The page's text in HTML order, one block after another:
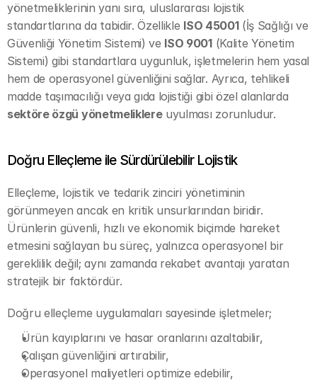
yönetmeliklerinin yanı sıra, uluslararası lojistik
standartlarına da tabidir. Özellikle ISO 45001 (İş Sağlığı ve
Güvenliği Yönetim Sistemi) ve ISO 9001 (Kalite Yönetim
Sistemi) gibi standartlara uygunluk, işletmelerin hem yasal
hem de operasyonel güvenliğini sağlar. Ayrıca, tehlikeli
sektöre özgü yönetmeliklere uyulması zorunludur.
Doğru Elleçleme ile Sürdürülebilir Lojistik
Elleçleme, lojistik ve tedarik zinciri yönetiminin
görünmeyen ancak en kritik unsurlarından biridir.
Ürünlerin güvenli, hızlı ve ekonomik biçimde hareket
etmesini sağlayan bu süreç, yalnızca operasyonel bir
gereklilik değil; aynı zamanda rekabet avantajı yaratan
stratejik bir faktördür.
Doğru elleçleme uygulamaları sayesinde işletmeler;
Ürün kayıplarını ve hasar oranlarını azaltabilir,
Çalışan güvenliğini artırabilir,
Operasyonel maliyetleri optimize edebilir,